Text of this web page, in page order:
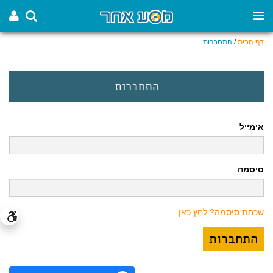
דף הבית/ התחברות
התחברות
אימייל
סיסמה
שכחת סיסמה? לחץ כאן